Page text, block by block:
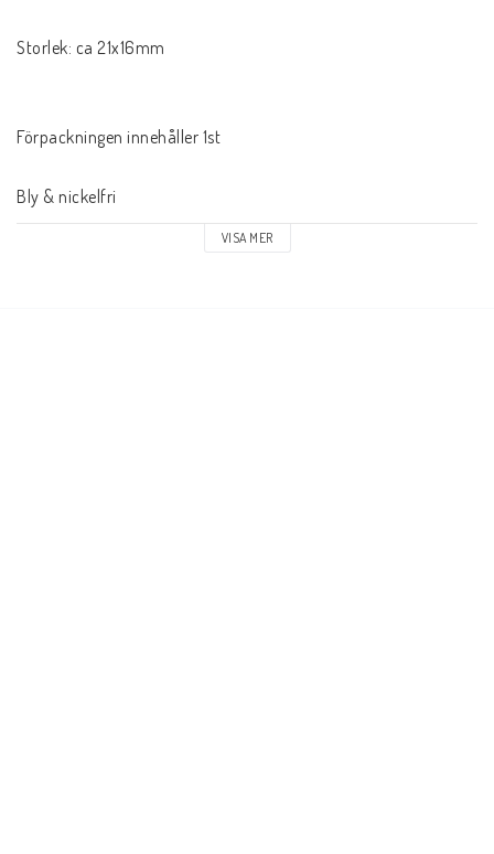
Storlek: ca 21x16mm
Förpackningen innehåller 1st
Bly & nickelfri
VISA MER